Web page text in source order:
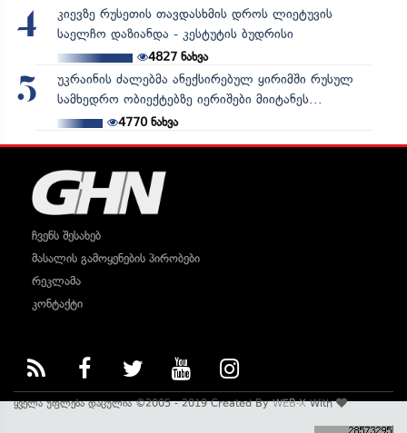
4
კიევზე რუსეთის თავდასხმის დროს ლიეტუვის
საელჩო დაზიანდა - კესტუტის ბუდრისი
4827ნახვა
5
უკრაინის ძალებმა ანექსირებულ ყირიმში რუსულ
სამხედრო ობიექტებზე იერიშები მიიტანეს...
4770ნახვა
ჩვენს შესახებ
მასალის გამოყენების პირობები
რეკლამა
კონტაქტი
ყველა უფლება დაცულია ©2005 - 2019 Created ByWEB-XWith